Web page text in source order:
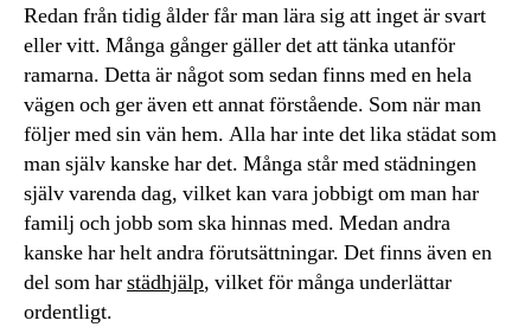
Redan från tidig ålder får man lära sig att inget är svart
eller vitt. Många gånger gäller det att tänka utanför
ramarna. Detta är något som sedan finns med en hela
vägen och ger även ett annat förstående. Som när man
följer med sin vän hem. Alla har inte det lika städat som
man själv kanske har det. Många står med städningen
själv varenda dag, vilket kan vara jobbigt om man har
familj och jobb som ska hinnas med. Medan andra
kanske har helt andra förutsättningar. Det finns även en
del som harstädhjälp, vilket för många underlättar
ordentligt.